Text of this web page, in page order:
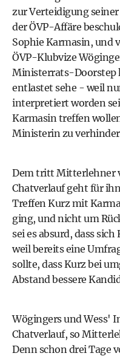
zur Verteidigung
der ÖVP-Affäre
Sophie Karmasin, und
ÖVP-Klubvize
Ministerrats-Doorstep
entlastet sehe - weil
interpretiert worden
Karmasin treffen
Ministerin zu
Dem tritt Mitterlehner
Chatverlauf geht für
Treffen Kurz mit
ging, und nicht um
sei es absurd, dass
weil bereits eine
sollte, dass Kurz bei
Abstand bessere
Wögingers und Wess'
Chatverlauf, so
Denn schon drei Tage